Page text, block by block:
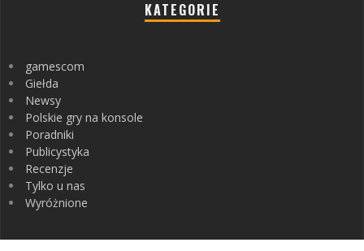
KATEGORIE
gamescom
Giełda
Newsy
Polskie gry na konsole
Poradniki
Publicystyka
Recenzje
Tylko u nas
Wyróżnione